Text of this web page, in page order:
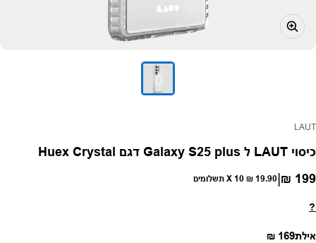
ספק:
LAUT
כיסוי LAUT ל Galaxy S25 plus דגם Huex Crystal
מחיר רגיל
199 ₪
|
19.90 ₪ X 10 תשלומים
?
אילתמחיר רגיל
169 ₪